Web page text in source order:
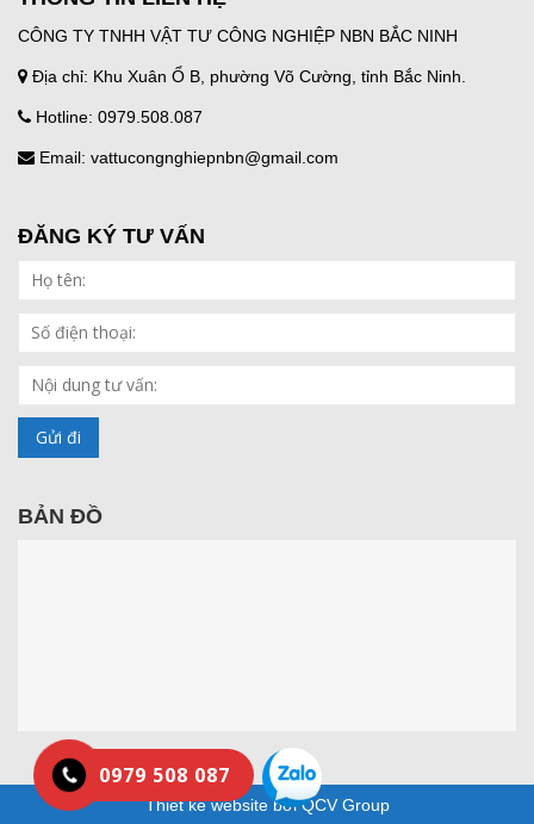
CÔNG TY TNHH VẬT TƯ CÔNG NGHIỆP NBN BẮC NINH
Địa chỉ: Khu Xuân Ổ B, phường Võ Cường, tỉnh Bắc Ninh.
Hotline: 0979.508.087
Email: vattucongnghiepnbn@gmail.com
ĐĂNG KÝ TƯ VẤN
BẢN ĐỒ
Thiết kế website bởi QCV Group
0979 508 087